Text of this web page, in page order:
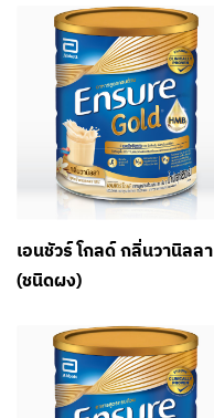
เอนชัวร์ โกลด์ กลิ่นวานิลลา
(ชนิดผง)